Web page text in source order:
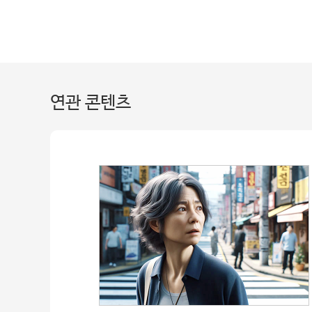
연관 콘텐츠